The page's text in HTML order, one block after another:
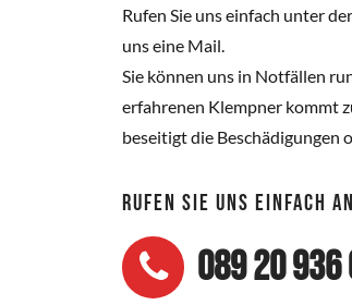
Rufen Sie uns einfach unter
uns eine Mail.
Sie können uns in Notfällen
erfahrenen Klempner kommt
beseitigt die Beschädigungen
RUFEN SIE UNS EINFACH
089 20 936